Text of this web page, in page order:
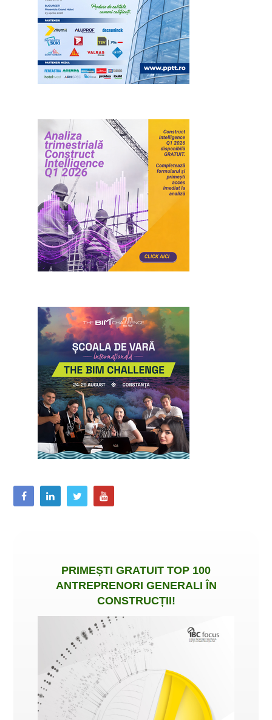
PRIMEȘTI GRATUIT TOP 100
ANTREPRENORI GENERALI ÎN
CONSTRUCȚII!